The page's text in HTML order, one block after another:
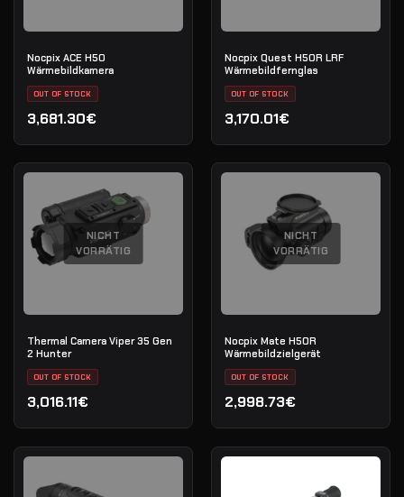
Nocpix ACE H50
Wärmebildkamera
OUT OF STOCK
3,681.30€
Nocpix Quest H50R LRF
Wärmebildfernglas
OUT OF STOCK
3,170.01€
NICHT
VORRÄTIG
Thermal Camera Viper 35 Gen
2 Hunter
OUT OF STOCK
3,016.11€
NICHT
VORRÄTIG
Nocpix Mate H50R
Wärmebildzielgerät
OUT OF STOCK
2,998.73€